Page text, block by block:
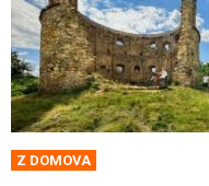
Z DOMOVA